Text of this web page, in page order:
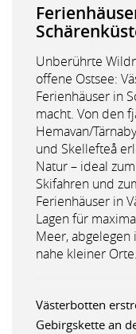
Unberührte
offene Ostsee:
Ferienhäuser in
macht. Von den
Hemavan/
und Skellefteå
Natur – ideal
Skifahren und
Ferienhäuser in
Lagen für
Meer,
nahe kleiner Orte.
Västerbotten
Gebirgskette an